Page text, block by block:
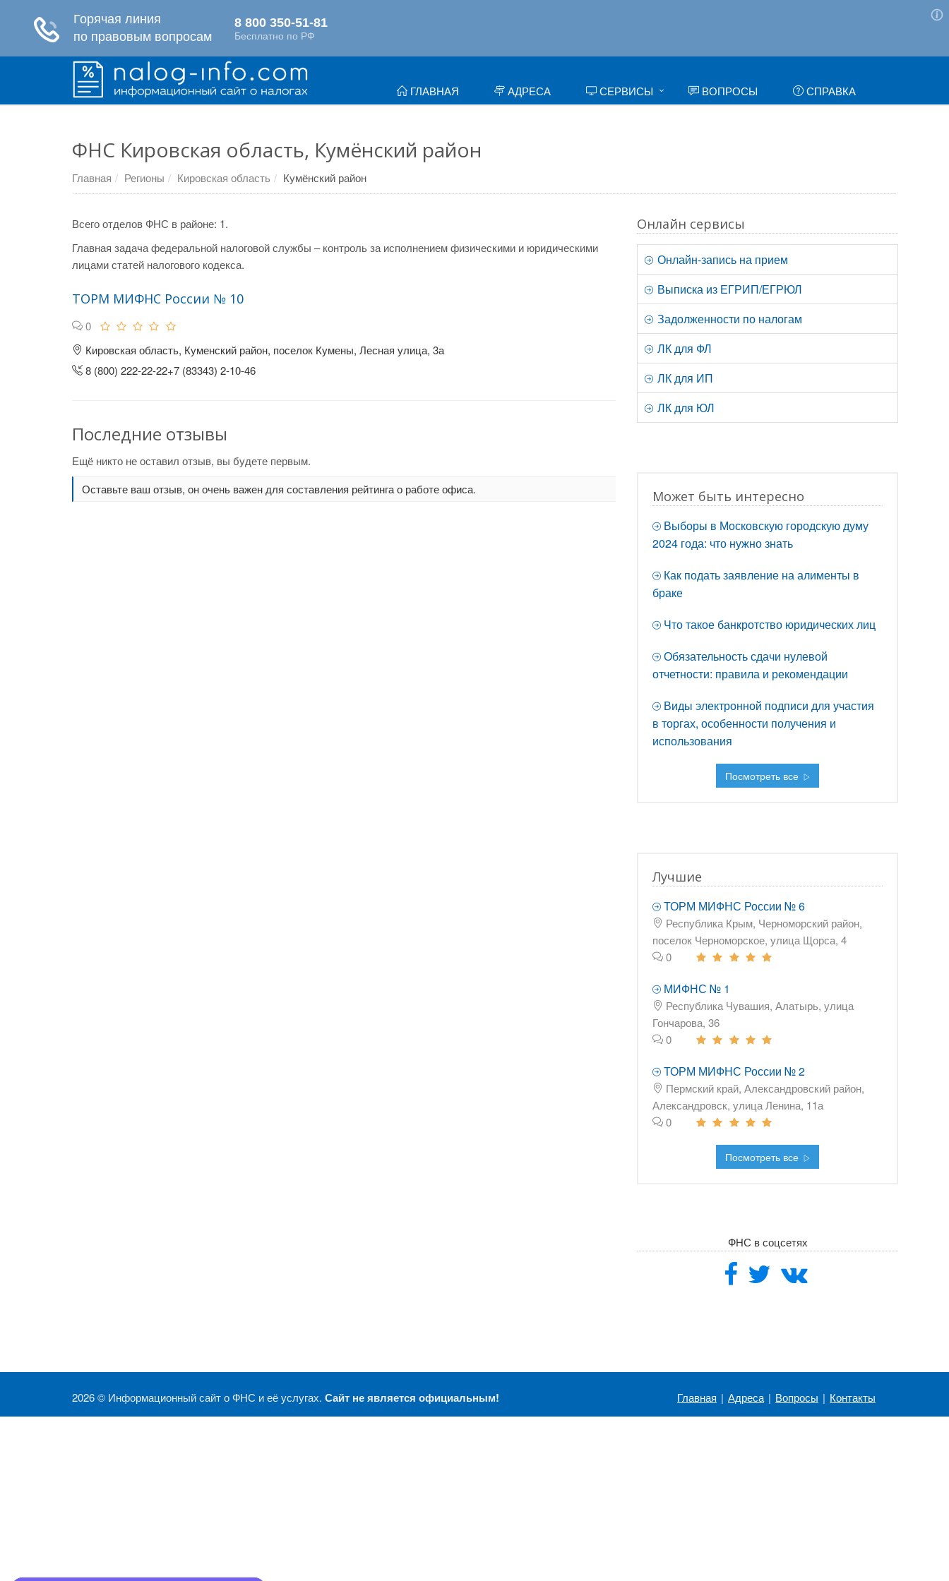
ГЛАВНАЯ АДРЕСА СЕРВИСЫ ВОПРОСЫ СПРАВКА
ФНС Кировская область, Кумёнский район
Главная Регионы Кировская область Кумёнский район
Всего отделов ФНС в районе: 1.
Главная задача федеральной налоговой службы – контроль за исполнением физическими и юридическими
лицами статей налогового кодекса.
ТОРМ МИФНС России № 10
0
Кировская область, Куменский район, поселок Кумены, Лесная улица, 3а
8 (800) 222-22-22+7 (83343) 2-10-46
Последние отзывы
Ещё никто не оставил отзыв, вы будете первым.
Оставьте ваш отзыв, он очень важен для составления рейтинга о работе офиса.
Онлайн сервисы
Онлайн-запись на прием
Выписка из ЕГРИП/ЕГРЮЛ
Задолженности по налогам
ЛК для ФЛ
ЛК для ИП
ЛК для ЮЛ
Может быть интересно
Выборы в Московскую городскую думу
2024 года: что нужно знать
Как подать заявление на алименты в
браке
Что такое банкротство юридических лиц
Обязательность сдачи нулевой
отчетности: правила и рекомендации
Виды электронной подписи для участия
в торгах, особенности получения и
использования
Посмотреть все
Лучшие
ТОРМ МИФНС России № 6
Республика Крым, Черноморский район,
поселок Черноморское, улица Щорса, 4
0
МИФНС № 1
Республика Чувашия, Алатырь, улица
Гончарова, 36
0
ТОРМ МИФНС России № 2
Пермский край, Александровский район,
Александровск, улица Ленина, 11а
0
Посмотреть все
ФНС в соцсетях
2026 © Информационный сайт о ФНС и её услугах. Сайт не является официальным! Главная | Адреса | Вопросы | Контакты